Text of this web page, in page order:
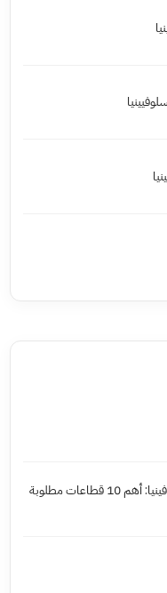
مواقع للبحث عن الوظائف في سلوفينيا: أهم 10 قطاعات مطلوبة